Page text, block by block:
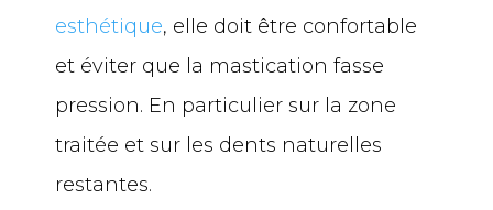
esthétique, elle doit être confortable
et éviter que la mastication fasse
pression. En particulier sur la zone
traitée et sur les dents naturelles
restantes.